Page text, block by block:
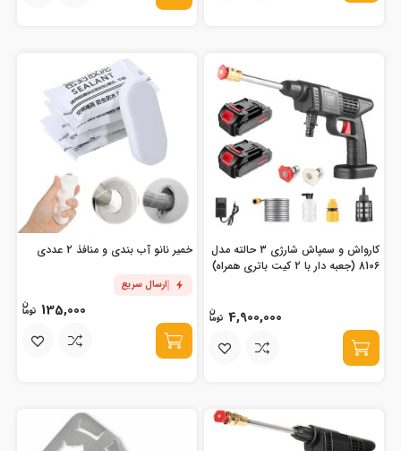
کارواش و سمپاش شارژی 3 حالته مدل
8106 (جعبه دار با 2 کیت باتری همراه)
4,900,000
خمیر نانو آب بندی و منافذ 2 عددی
ارسال سریع
135,000